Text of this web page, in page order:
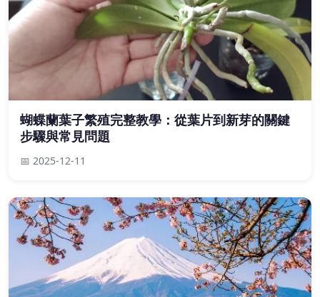
蝴蝶蘭葉子繁殖完整教學：從葉片到新芽的關鍵
步驟與常見問題
📅 2025-12-11